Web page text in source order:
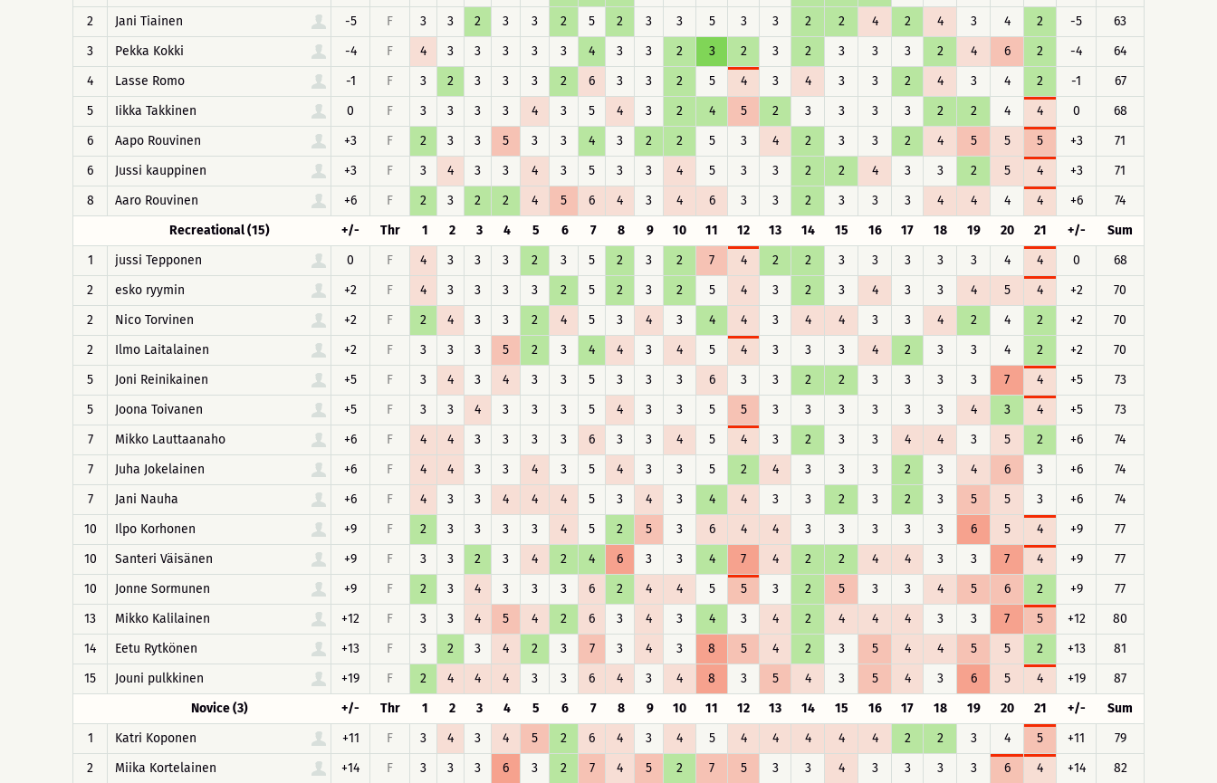
2
Jani Tiainen -5 F 3 3 2 3 3 2 5 2 3 3 5 3 3 2 2 4 2 4 3 4 2 -5
63
3
Pekka Kokki -4 F 4 3 3 3 3 3 4 3 3 2 3 2 3 2 3 3 3 2 4 6 2 -4
64
4
Lasse Romo -1 F 3 2 3 3 3 2 6 3 3 2 5 4 3 4 3 3 2 4 3 4 2 -1
67
5
Iikka Takkinen 0 F 3 3 3 3 4 3 5 4 3 2 4 5 2 3 3 3 3 2 2 4 4 0
68
6
Aapo Rouvinen +3 F 2 3 3 5 3 3 4 3 2 2 5 3 4 2 3 3 2 4 5 5 5 +3
71
6
Jussi kauppinen +3 F 3 4 3 3 4 3 5 3 3 4 5 3 3 2 2 4 3 3 2 5 4 +3
71
8
Aaro Rouvinen +6 F 2 3 2 2 4 5 6 4 3 4 6 3 3 2 3 3 3 4 4 4 4 +6
74
Recreational (15)
+/- Thr 1 2 3 4 5 6 7 8 9 10 11 12 13 14 15 16 17 18 19 20 21 +/-
Sum
1
jussi Tepponen 0 F 4 3 3 3 2 3 5 2 3 2 7 4 2 2 3 3 3 3 3 4 4 0
68
2
esko ryymin +2 F 4 3 3 3 3 2 5 2 3 2 5 4 3 2 3 4 3 3 4 5 4 +2
70
2
Nico Torvinen +2 F 2 4 3 3 2 4 5 3 4 3 4 4 3 4 4 3 3 4 2 4 2 +2
70
2
Ilmo Laitalainen +2 F 3 3 3 5 2 3 4 4 3 4 5 4 3 3 3 4 2 3 3 4 2 +2
70
5
Joni Reinikainen +5 F 3 4 3 4 3 3 5 3 3 3 6 3 3 2 2 3 3 3 3 7 4 +5
73
5
Joona Toivanen +5 F 3 3 4 3 3 3 5 4 3 3 5 5 3 3 3 3 3 3 4 3 4 +5
73
7
Mikko Lauttaanaho +6 F 4 4 3 3 3 3 6 3 3 4 5 4 3 2 3 3 4 4 3 5 2 +6
74
7
Juha Jokelainen +6 F 4 4 3 3 4 3 5 4 3 3 5 2 4 3 3 3 2 3 4 6 3 +6
74
7
Jani Nauha +6 F 4 3 3 4 4 4 5 3 4 3 4 4 3 3 2 3 2 3 5 5 3 +6
74
10
Ilpo Korhonen +9 F 2 3 3 3 3 4 5 2 5 3 6 4 4 3 3 3 3 3 6 5 4 +9
77
10
Santeri Väisänen +9 F 3 3 2 3 4 2 4 6 3 3 4 7 4 2 2 4 4 3 3 7 4 +9
77
10
Jonne Sormunen +9 F 2 3 4 3 3 3 6 2 4 4 5 5 3 2 5 3 3 4 5 6 2 +9
77
13
Mikko Kalilainen +12 F 3 3 4 5 4 2 6 3 4 3 4 3 4 2 4 4 4 3 3 7 5 +12
80
14
Eetu Rytkönen +13 F 3 2 3 4 2 3 7 3 4 3 8 5 4 2 3 5 4 4 5 5 2 +13
81
15
Jouni pulkkinen +19 F 2 4 4 4 3 3 6 4 3 4 8 3 5 4 3 5 4 3 6 5 4 +19
87
Novice (3)
+/- Thr 1 2 3 4 5 6 7 8 9 10 11 12 13 14 15 16 17 18 19 20 21 +/-
Sum
1
Katri Koponen +11 F 3 4 3 4 5 2 6 4 3 4 5 4 4 4 4 4 2 2 3 4 5 +11
79
2
Miika Kortelainen +14 F 3 3 3 6 3 2 7 4 5 2 7 5 3 3 4 3 3 3 3 6 4 +14
82